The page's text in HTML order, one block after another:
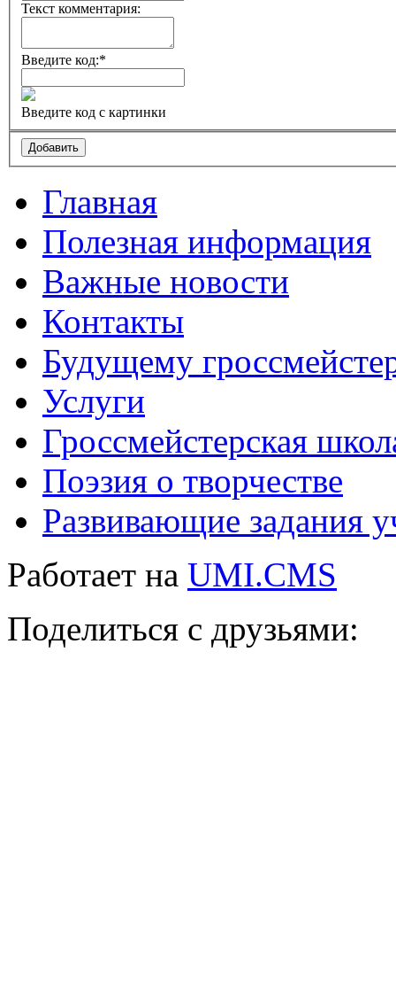
Текст комментария:
Введите код:*
Введите код с картинки
Главная
Полезная информация
Важные новости
Контакты
Будущему
Услуги
Гроссмейстерская
Поэзия о творчестве
Развивающие задания
Работает на UMI.CMS
Поделиться с друзьями: